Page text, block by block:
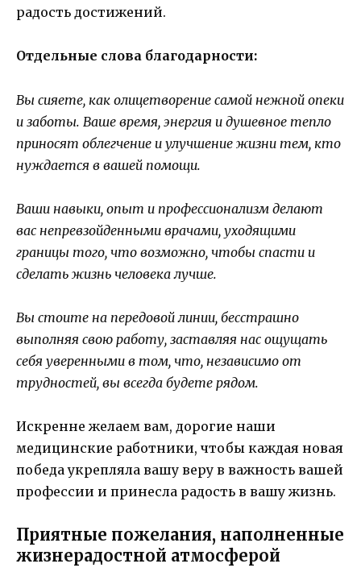
радость достижений.
Отдельные слова благодарности:
Вы сияете, как олицетворение самой нежной опеки
и заботы. Ваше время, энергия и душевное тепло
приносят облегчение и улучшение жизни тем, кто
нуждается в вашей помощи.
Ваши навыки, опыт и профессионализм делают
вас непревзойденными врачами, уходящими
границы того, что возможно, чтобы спасти и
сделать жизнь человека лучше.
Вы стоите на передовой линии, бесстрашно
выполняя свою работу, заставляя нас ощущать
себя уверенными в том, что, независимо от
трудностей, вы всегда будете рядом.
Искренне желаем вам, дорогие наши
медицинские работники, чтобы каждая новая
победа укрепляла вашу веру в важность вашей
профессии и принесла радость в вашу жизнь.
Приятные пожелания, наполненные
жизнерадостной атмосферой